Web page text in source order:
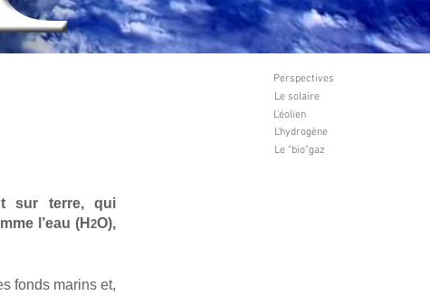
Perspectives
Le solaire
L'éolien
L'hydrogène
Le "bio"gaz
sur terre, qui
l’eau (H 2O),
fonds marins et,